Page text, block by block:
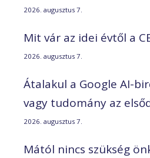
2026. augusztus 7.
Mit vár az idei évtől a
2026. augusztus 7.
Átalakul a Google AI-
vagy tudomány az
2026. augusztus 7.
Mától nincs szükség